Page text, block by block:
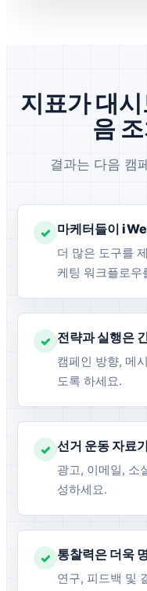
지표가 대
음
결과는 다음 캠
✓ 마케터들이
더 많은 도구를
케팅 워크플로
✓ 전략과 실행은
캠페인 방향, 메
도록 하세요.
✓ 선거 운동 자료
광고, 이메일, 소
성하세요.
✓ 통찰력은 더욱
연구, 피드백 및